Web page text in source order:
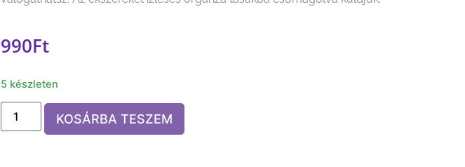
990Ft
5 készleten
KOSÁRBA TESZEM